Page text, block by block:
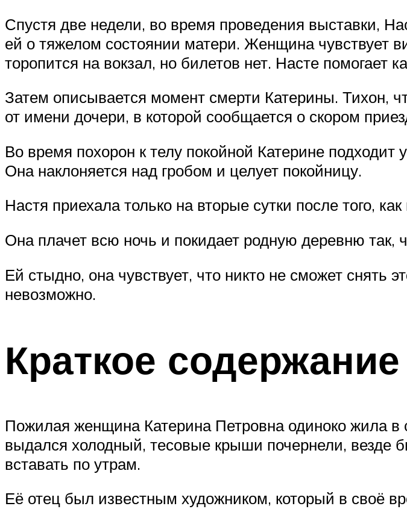
Спустя две недели, во время проведения выставки,
ей о тяжелом состоянии матери. Женщина чувствует
торопится на вокзал, но билетов нет. Насте помогает
Затем описывается момент смерти Катерины.
от имени дочери, в которой сообщается о скором
Во время похорон к телу покойной Катерине
Она наклоняется над гробом и целует покойницу.
Настя приехала только на вторые сутки после того,
Она плачет всю ночь и покидает родную деревню так,
Ей стыдно, она чувствует, что никто не сможет снять
невозможно.
Краткое содержание
Пожилая женщина Катерина Петровна одиноко жила
выдался холодный, тесовые крыши почернели, везде
вставать по утрам.
Её отец был известным художником, который в своё